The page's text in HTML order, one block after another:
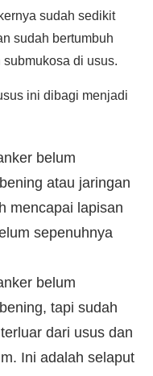
sudah sedikit
sudah bertumbuh
di usus.
ini dibagi menjadi
belum
atau jaringan
mencapai lapisan
sepenuhnya
belum
tapi sudah
dari usus dan
Ini adalah selaput